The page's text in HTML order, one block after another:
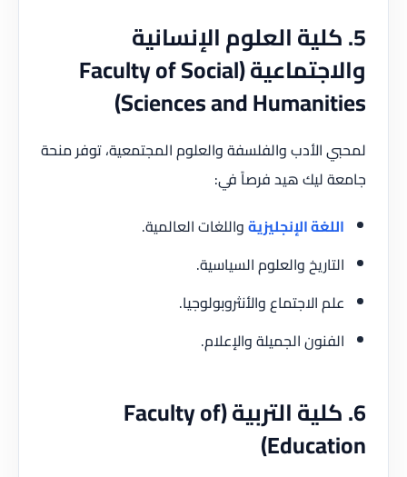
5. كلية العلوم الإنسانية
والاجتماعية (Faculty of Social
Sciences and Humanities)
لمحبي الأدب والفلسفة والعلوم المجتمعية، توفر منحة
جامعة ليك هيد فرصاً في:
اللغة الإنجليزيةواللغات العالمية.
التاريخ والعلوم السياسية.
علم الاجتماع والأنثروبولوجيا.
الفنون الجميلة والإعلام.
6. كلية التربية (Faculty of
Education)